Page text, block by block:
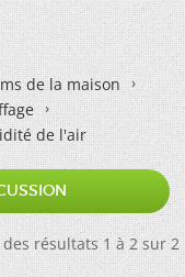
de la maison
de l'air
résultats 1 à 2 sur 2